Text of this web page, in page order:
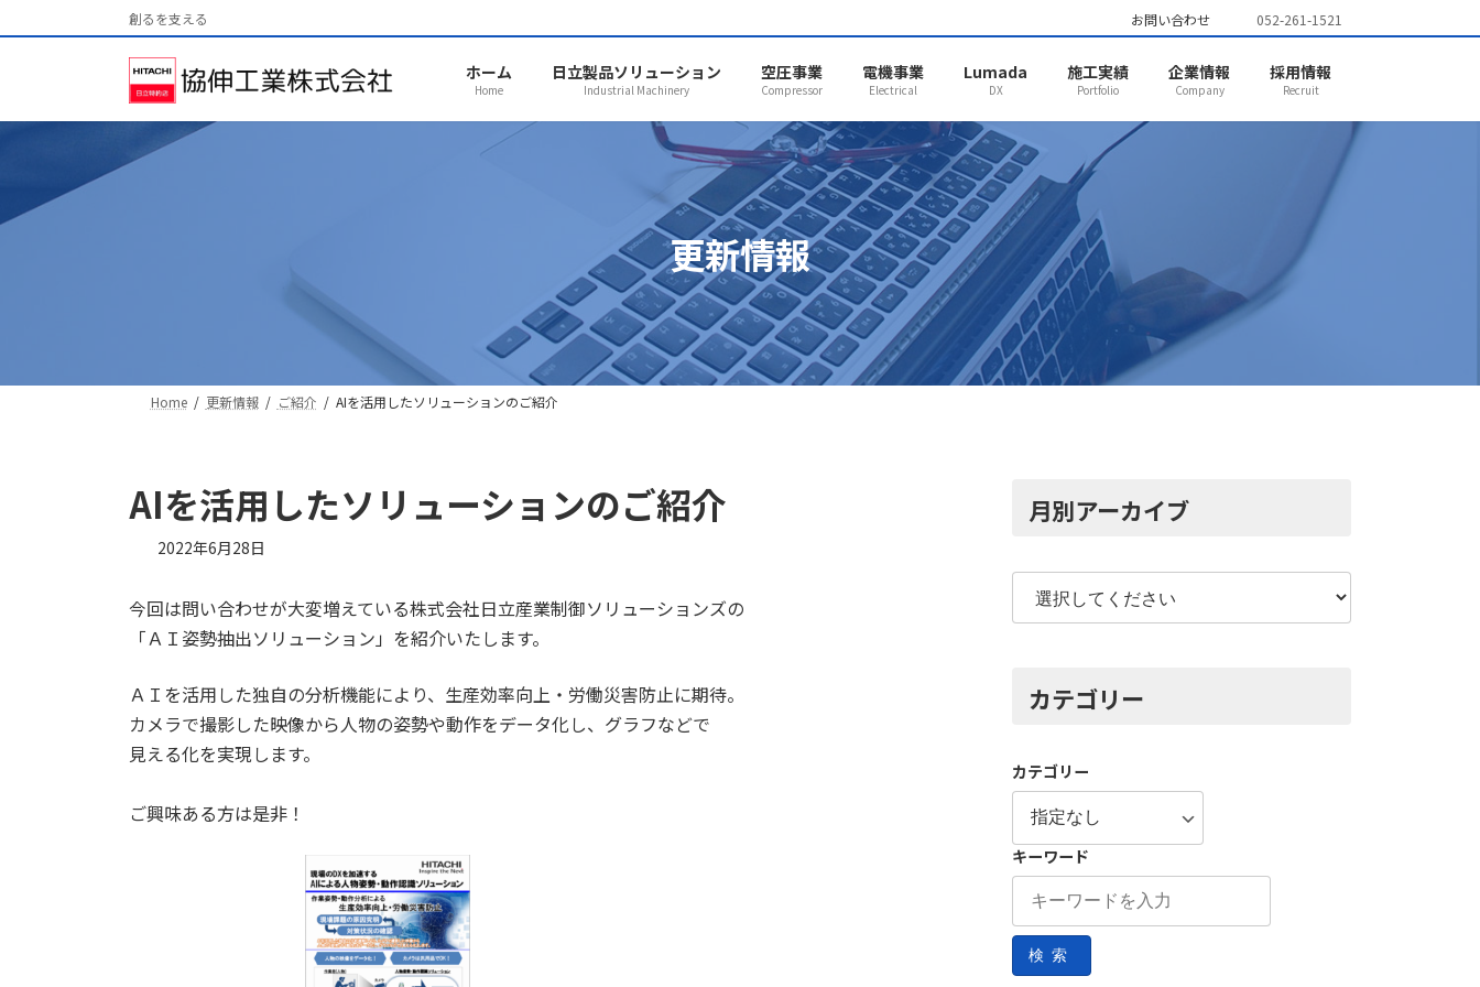
ン
ツ
ッ
ビ
シ
移
創るを支える お問い合わせ 052-261-1521
ホーム
Home
日立製品ソリューション
Industrial Machinery
空圧事業
Compressor
電機事業
Electrical
Lumada
DX
施工実績
Portfolio
企業情報
Company
採用情報
Recruit
更新情報
Home 更新情報 ご紹介 AIを活用したソリューションのご紹介
AIを活用したソリューションのご紹介
2022年6月28日
今回は問い合わせが大変増えている株式会社日立産業制御ソリューションズの
「ＡＩ姿勢抽出ソリューション」を紹介いたします。
ＡＩを活用した独自の分析機能により、生産効率向上・労働災害防止に期待。
カメラで撮影した映像から人物の姿勢や動作をデータ化し、グラフなどで
見える化を実現します。
ご興味ある方は是非！
月別アーカイブ
カテゴリー
カテゴリー
キーワード
検索